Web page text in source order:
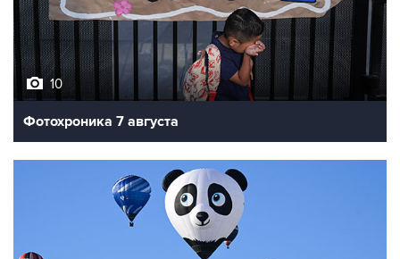
10
Фотохроника 7 августа